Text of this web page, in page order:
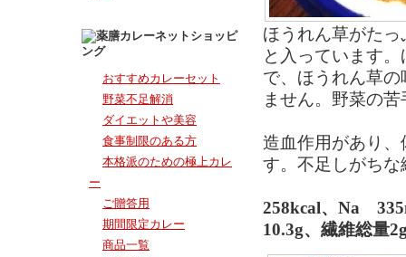
おすすめカレーセット
野菜不足解消
ダイエットや美容
食事制限のある方
本格派のための極上カレ
ー
ご贈答用
期間限定カレー
商品一覧
ほうれん草がた
と入っています
で、ほうれん草
ません。野菜の
造血作用があり
す。不足しがち
258kcal、Na
10.3g、繊維総量